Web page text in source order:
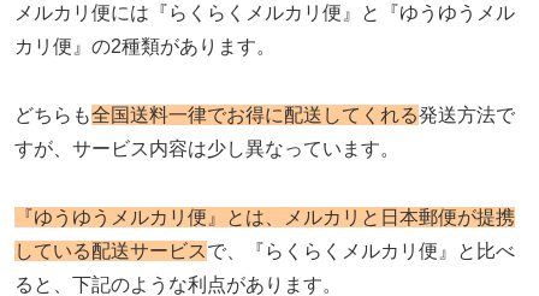
メルカリ便には『らくらくメルカリ便』と『ゆうゆうメル
カリ便』の2種類があります。
どちらも全国送料一律でお得に配送してくれる発送方法で
すが、サービス内容は少し異なっています。
『ゆうゆうメルカリ便』とは、メルカリと日本郵便が提携
している配送サービスで、『らくらくメルカリ便』と比べ
ると、下記のような利点があります。